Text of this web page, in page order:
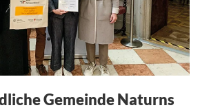
Gemeinde Naturns